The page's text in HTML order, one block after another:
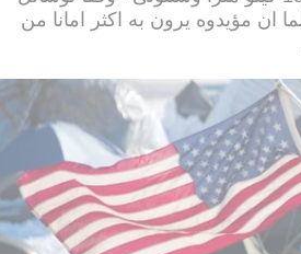
ان مؤيدوه يرون به اكثر امانا من